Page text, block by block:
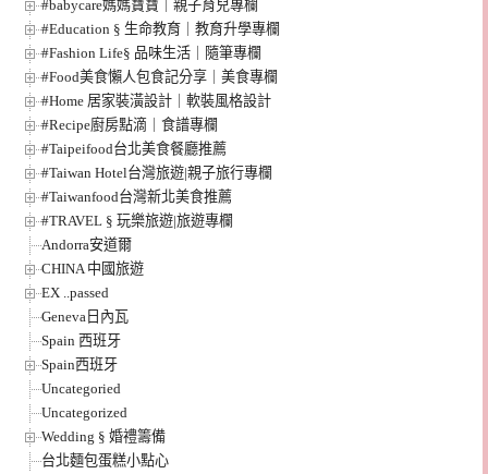
#babycare媽媽寶寶｜親子育兒專欄
#Education § 生命教育｜教育升學專欄
#Fashion Life§ 品味生活｜隨筆專欄
#Food美食懶人包食記分享｜美食專欄
#Home 居家裝潢設計｜軟裝風格設計
#Recipe廚房點滴｜食譜專欄
#Taipeifood台北美食餐廳推薦
#Taiwan Hotel台灣旅遊|親子旅行專欄
#Taiwanfood台灣新北美食推薦
#TRAVEL § 玩樂旅遊|旅遊專欄
Andorra安道爾
CHINA 中國旅遊
EX ..passed
Geneva日內瓦
Spain 西班牙
Spain西班牙
Uncategoried
Uncategorized
Wedding § 婚禮籌備
台北麵包蛋糕小點心